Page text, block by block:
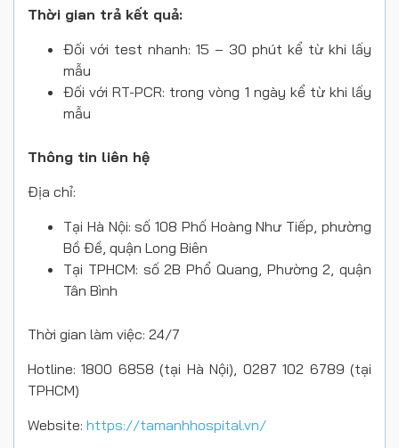
Thời gian trả kết quả:
Đối với test nhanh: 15 – 30 phút kể từ khi lấy
mẫu
Đối với RT-PCR: trong vòng 1 ngày kể từ khi lấy
mẫu
Thông tin liên hệ
Địa chỉ:
Tại Hà Nội: số 108 Phố Hoàng Như Tiếp, phường
Bồ Đề, quận Long Biên
Tại TPHCM: số 2B Phổ Quang, Phường 2, quận
Tân Bình
Thời gian làm việc: 24/7
Hotline: 1800 6858 (tại Hà Nội), 0287 102 6789 (tại
TPHCM)
Website: https://tamanhhospital.vn/